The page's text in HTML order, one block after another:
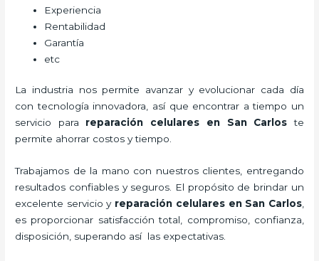
Experiencia
Rentabilidad
Garantía
etc
La industria nos permite avanzar y evolucionar cada día
con tecnología innovadora, así que encontrar a tiempo un
servicio para reparación celulares en San Carlos te
permite ahorrar costos y tiempo.
Trabajamos de la mano con nuestros clientes, entregando
resultados confiables y seguros. El propósito de brindar un
excelente servicio y reparación celularesen San Carlos,
es proporcionar satisfacción total, compromiso, confianza,
disposición, superando así las expectativas.